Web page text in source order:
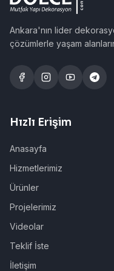
Ankara'nın lider
çözümlerle yaşam
Hızlı Erişim
Anasayfa
Hizmetlerimiz
Ürünler
Projelerimiz
Videolar
Teklif İste
İletişim